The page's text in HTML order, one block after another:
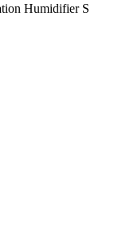
Humidifier S